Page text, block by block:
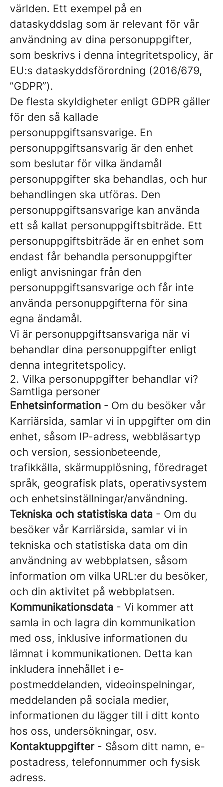
världen. Ett exempel på en
dataskyddslag som är relevant för vår
användning av dina personuppgifter,
som beskrivs i denna integritetspolicy, är
EU:s dataskyddsförordning (2016/679,
”GDPR”).
De flesta skyldigheter enligt GDPR gäller
för den så kallade
personuppgiftsansvarige. En
personuppgiftsansvarig är den enhet
som beslutar för vilka ändamål
personuppgifter ska behandlas, och hur
behandlingen ska utföras. Den
personuppgiftsansvarige kan använda
ett så kallat personuppgiftsbiträde. Ett
personuppgiftsbiträde är en enhet som
endast får behandla personuppgifter
enligt anvisningar från den
personuppgiftsansvarige och får inte
använda personuppgifterna för sina
egna ändamål.
Vi är personuppgiftsansvariga när vi
behandlar dina personuppgifter enligt
denna integritetspolicy.
2. Vilka personuppgifter behandlar vi?
Samtliga personer
Enhetsinformation - Om du besöker vår
Karriärsida, samlar vi in uppgifter om din
enhet, såsom IP-adress, webbläsartyp
och version, sessionbeteende,
trafikkälla, skärmupplösning, föredraget
språk, geografisk plats, operativsystem
och enhetsinställningar/användning.
Tekniska och statistiska data - Om du
besöker vår Karriärsida, samlar vi in
tekniska och statistiska data om din
användning av webbplatsen, såsom
information om vilka URL:er du besöker,
och din aktivitet på webbplatsen.
Kommunikationsdata - Vi kommer att
samla in och lagra din kommunikation
med oss, inklusive informationen du
lämnat i kommunikationen. Detta kan
inkludera innehållet i e-
postmeddelanden, videoinspelningar,
meddelanden på sociala medier,
informationen du lägger till i ditt konto
hos oss, undersökningar, osv.
Kontaktuppgifter- Såsom ditt namn, e-
postadress, telefonnummer och fysisk
adress.